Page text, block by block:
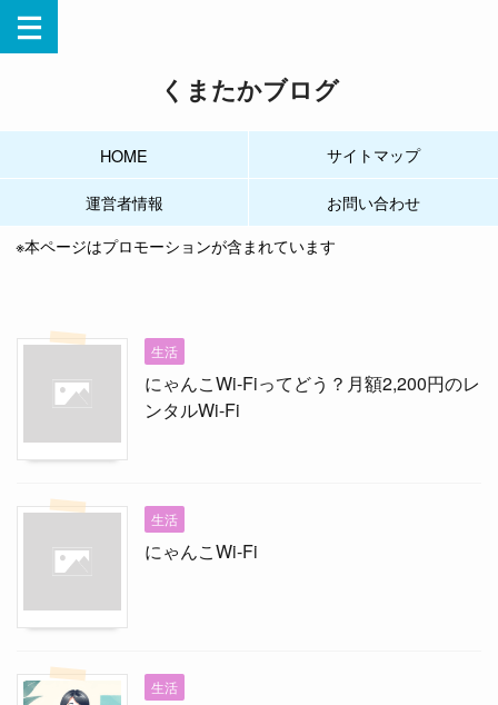
くまたかブログ
HOME サイトマップ
運営者情報
お問い合わせ
※本ページはプロモーションが含まれています
生活
にゃんこWi-Fiってどう？月額2,200円のレ
ンタルWi-Fi
生活
にゃんこWi-Fi
生活